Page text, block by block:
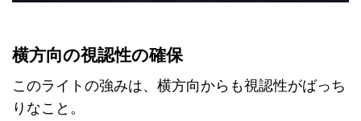
横方向の視認性の確保
このライトの強みは、横方向からも視認性がばっち
りなこと。